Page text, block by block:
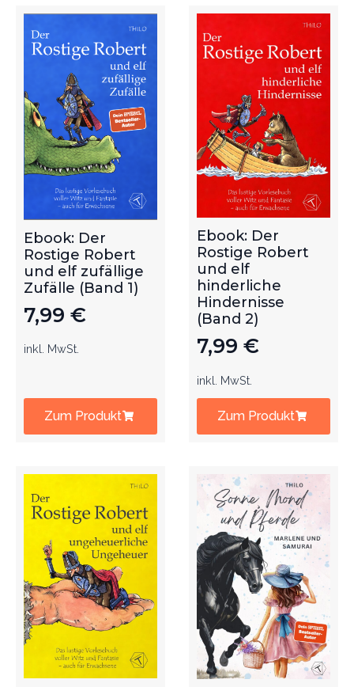
Ebook: Der
Rostige Robert
und elf zufällige
Zufälle (Band 1)
7,99 €
inkl. MwSt.
Zum Produkt
Ebook: Der
Rostige Robert
und elf
hinderliche
Hindernisse
(Band 2)
7,99 €
inkl. MwSt.
Zum Produkt